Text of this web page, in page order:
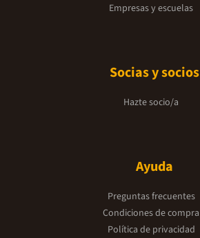
Empresas y escuelas
Socias y socios
Hazte socio/a
Ayuda
Preguntas frecuentes
Condiciones de compra
Política de privacidad